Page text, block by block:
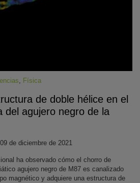
, Física
de doble hélice en el
del agujero negro de la
09 de diciembre de 2021
ha observado cómo el chorro de
agujero negro de M87 es canalizado
magnético y adquiere una estructura de